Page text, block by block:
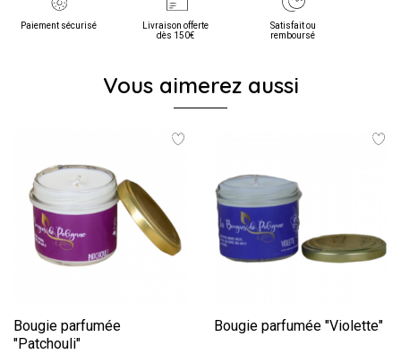
Paiement sécurisé
Livraison offerte
dès 150€
Satisfait ou
remboursé
Vous aimerez aussi
Bougie parfumée
"Patchouli"
Bougie parfumée "Violette"